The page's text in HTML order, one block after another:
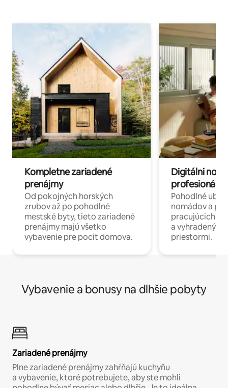
Kompletne zariadené
prenájmy
Od pokojných horských
zrubov až po pohodlné
mestské byty, tieto zariadené
prenájmy majú všetko
vybavenie pre pocit domova.
Digitálni
profesionáli
Pohodlné
nomádov a
pracujúcich
a
priestormi.
Vybavenie a bonusy na dlhšie pobyty
Zariadené prenájmy
Plne zariadené prenájmy zahŕňajú kuchyňu
a vybavenie, ktoré potrebujete, aby ste mohli